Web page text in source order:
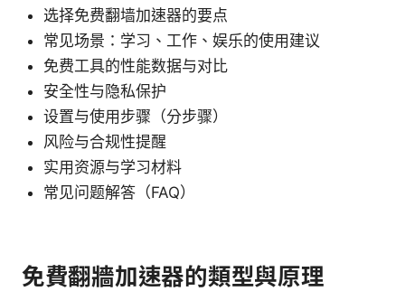
选择免费翻墙加速器的要点
常见场景：学习、工作、娱乐的使用建议
免费工具的性能数据与对比
安全性与隐私保护
设置与使用步骤（分步骤）
风险与合规性提醒
实用资源与学习材料
常见问题解答（FAQ）
免費翻牆加速器的類型與原理